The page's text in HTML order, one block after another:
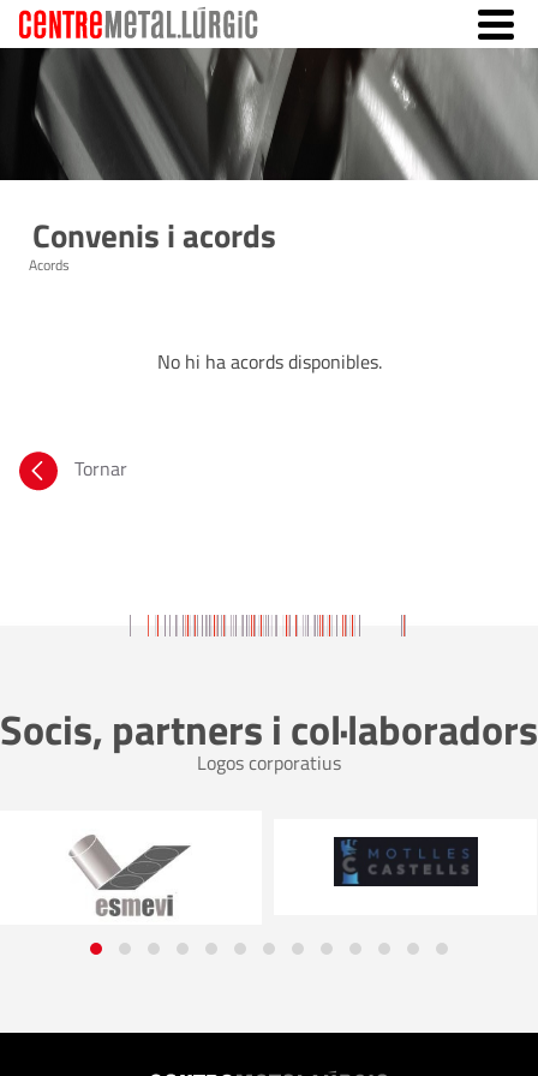
Convenis i acords
Acords
No hi ha acords disponibles.
Tornar
Socis, partners i col·laboradors
Logos corporatius